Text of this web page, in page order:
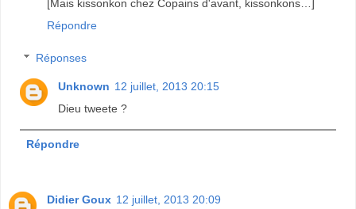
[Mais kissonkon chez Copains d'avant, kissonkons…]
Répondre
Réponses
Unknown 12 juillet, 2013 20:15
Dieu tweete ?
Répondre
Didier Goux 12 juillet, 2013 20:09